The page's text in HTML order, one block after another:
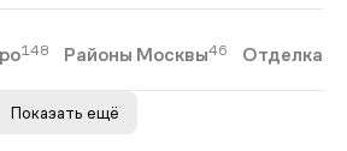
148 Районы Москвы46 Отделка
Показать ещё